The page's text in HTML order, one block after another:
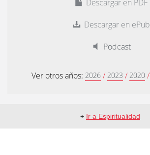
Descargar en PDF
Descargar en ePub
Podcast
Ver otros años: 2026 / 2023 / 2020 /
+ Ir a Espiritualidad